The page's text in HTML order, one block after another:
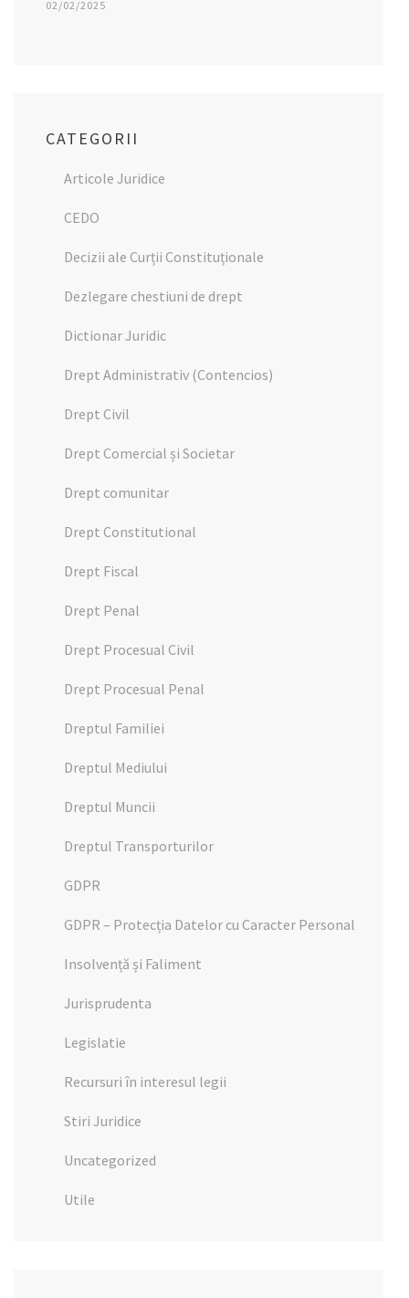
02/02/2025
CATEGORII
Articole Juridice
CEDO
Decizii ale Curții Constituționale
Dezlegare chestiuni de drept
Dictionar Juridic
Drept Administrativ (Contencios)
Drept Civil
Drept Comercial și Societar
Drept comunitar
Drept Constitutional
Drept Fiscal
Drept Penal
Drept Procesual Civil
Drept Procesual Penal
Dreptul Familiei
Dreptul Mediului
Dreptul Muncii
Dreptul Transporturilor
GDPR
GDPR – Protecția Datelor cu Caracter Personal
Insolvență și Faliment
Jurisprudenta
Legislatie
Recursuri în interesul legii
Stiri Juridice
Uncategorized
Utile